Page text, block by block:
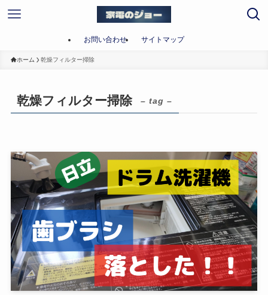
お問い合わせ サイトマップ
ホーム 乾燥フィルター掃除
乾燥フィルター掃除 – tag –